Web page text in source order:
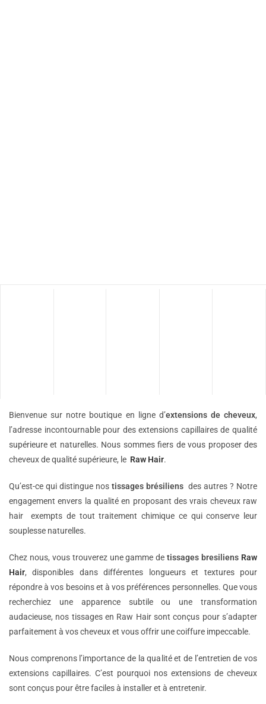
Bienvenue sur notre boutique en ligne d’extensions decheveux,
l’adresse incontournable pour des extensions capillaires de qualité
supérieure et naturelles. Nous sommes fiers de vous proposer des
cheveux de qualité supérieure, le Raw Hair.
Qu’est-ce qui distingue nos tissages brésiliens des autres ? Notre
engagement envers la qualité en proposant des vrais cheveux raw
hair exempts de tout traitement chimique ce qui conserve leur
souplesse naturelles.
Chez nous, vous trouverez une gamme detissages bresiliens Raw
Hair, disponibles dans différentes longueurs et textures pour
répondre à vos besoins et à vos préférences personnelles. Que vous
recherchiez une apparence subtile ou une transformation
audacieuse, nos tissages en Raw Hair sont conçus pour s’adapter
parfaitement à vos cheveux et vous offrir une coiffure impeccable.
Nous comprenons l’importance de la qualité et de l’entretien de vos
extensions capillaires. C’est pourquoi nos extensions de cheveux
sont conçus pour être faciles à installer et à entretenir.